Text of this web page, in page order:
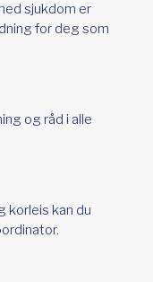
sjukdom er
for deg som
og råd i alle
korleis kan du